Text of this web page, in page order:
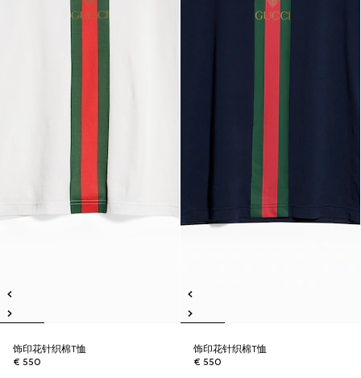
饰印花针织棉T恤
€ 550
饰印花针织棉T恤
€ 550